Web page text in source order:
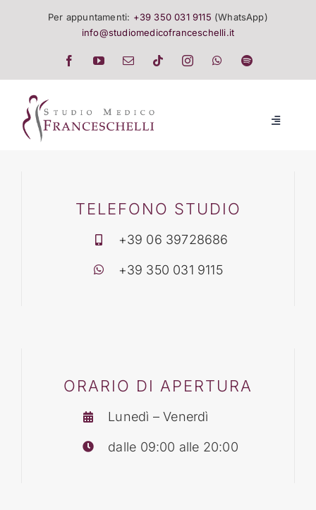
Per appuntamenti: +39 350 031 9115 (WhatsApp)
info@studiomedicofranceschelli.it
Toggle
SALUTE E TRATTAMENTITELEFONO STUDIO
+39 06 39728686
+39 350 031 9115
ORARIO DI APERTURA
Lunedì – Venerdì
dalle 09:00 alle 20:00